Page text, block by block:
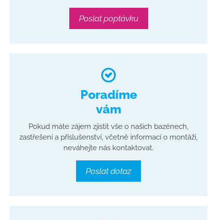
Poslat poptávku
Poradíme
vám
Pokud máte zájem zjistit vše o našich bazénech,
zastřešení a příslušenství, včetně informací o montáži,
neváhejte nás kontaktovat.
Poslat dotaz